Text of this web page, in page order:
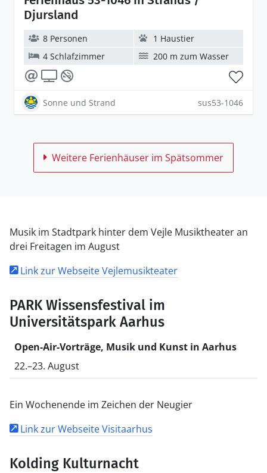
Djursland
8 Personen
1 Haustier
4 Schlafzimmer
200 m zum Wasser
Sonne und Strand sus53-1046
Weitere Ferienhäuser im Spätsommer
Musik im Stadtpark hinter dem Vejle Musiktheater an
drei Freitagen im August
Link zur Webseite Vejlemusikteater
PARK Wissensfestival im
Universitätspark Aarhus
Open-Air-Vorträge, Musik und Kunst in Aarhus
22.–23. August
Ein Wochenende im Zeichen der Neugier
Link zur Webseite Visitaarhus
Kolding Kulturnacht